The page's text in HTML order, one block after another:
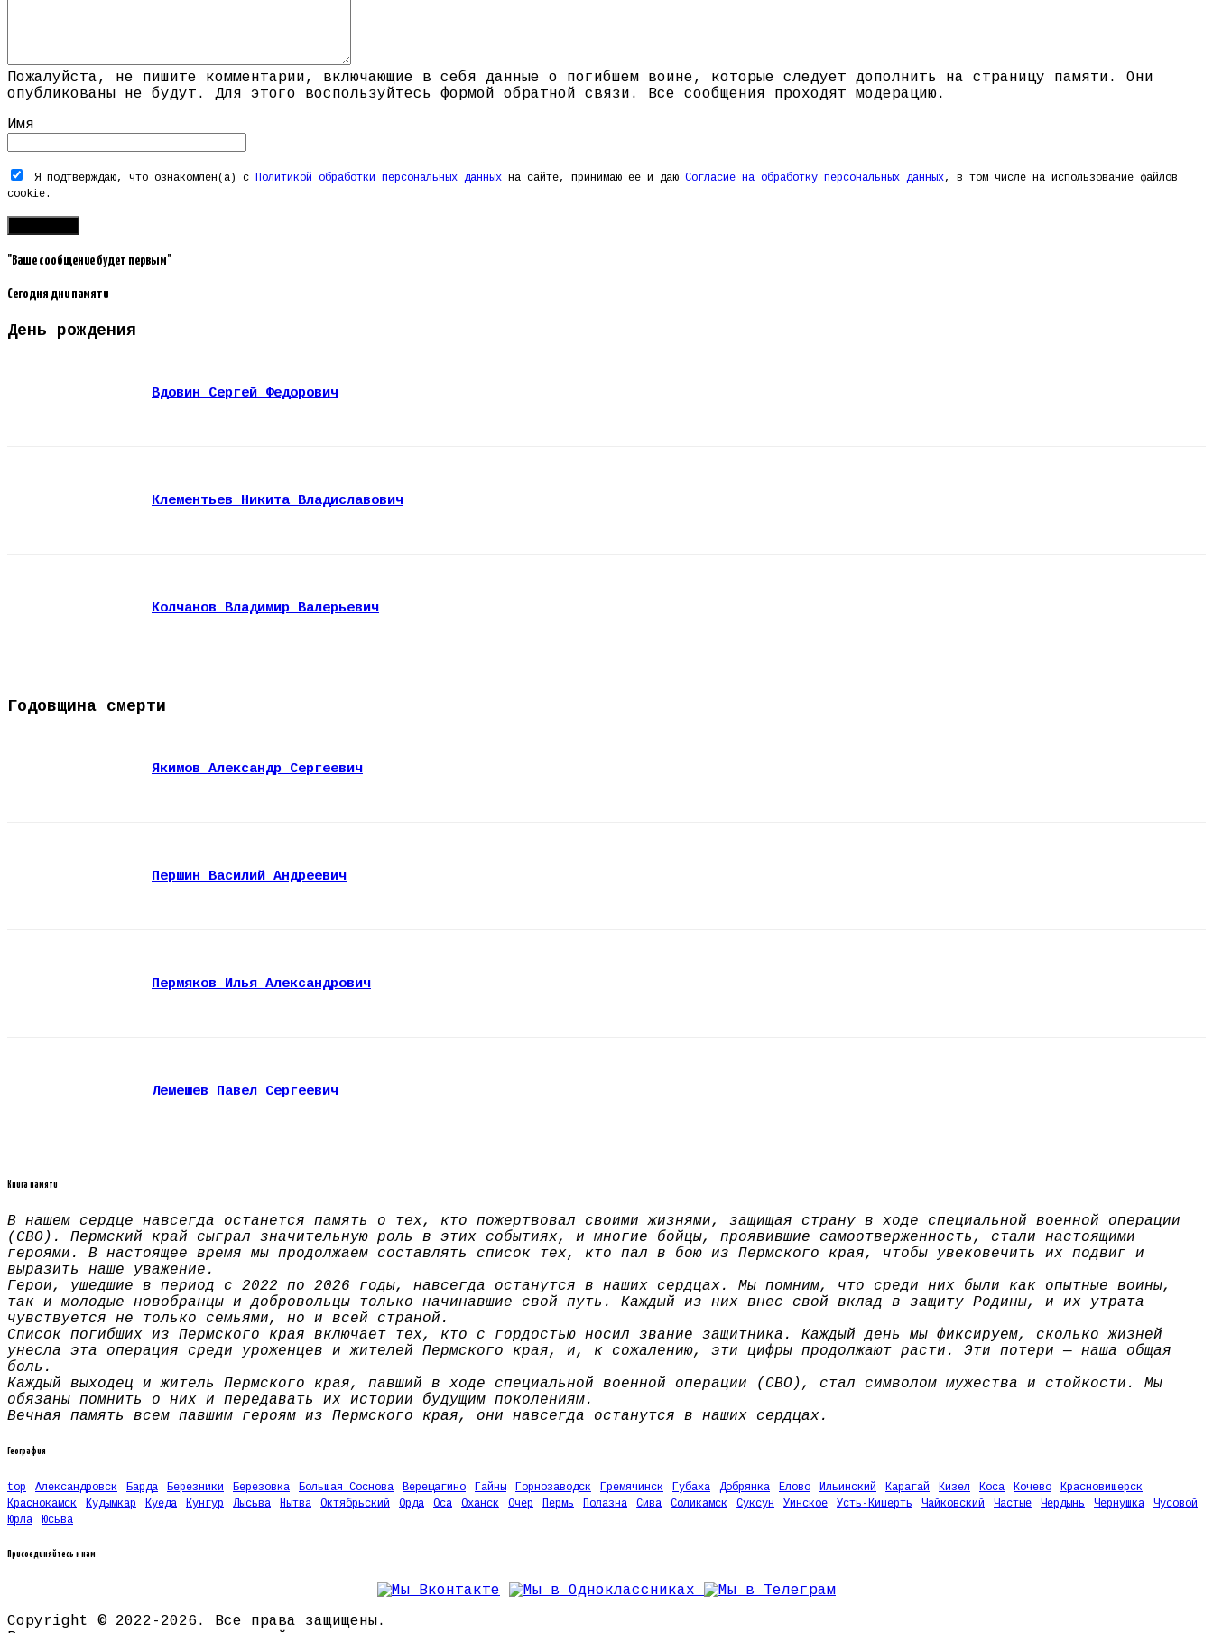
Пожалуйста, не пишите комментарии, включающие в себя данные о погибшем воине, которые следует дополнить на страницу памяти. Они
опубликованы не будут. Для этого воспользуйтесь формой обратной связи. Все сообщения проходят модерацию.
Имя
Я подтверждаю, что ознакомлен(а) с Политикой обработки персональных данных на сайте, принимаю ее и даю Согласие на обработку персональных данных, в том числе на использование файлов
cookie.
"Ваше сообщение будет первым"
Сегодня дни памяти
День рождения
Вдовин Сергей Федорович
Клементьев Никита Владиславович
Колчанов Владимир Валерьевич
Годовщина смерти
Якимов Александр Сергеевич
Першин Василий Андреевич
Пермяков Илья Александрович
Лемешев Павел Сергеевич
Книга памяти
В нашем сердце навсегда останется память о тех, кто пожертвовал своими жизнями, защищая страну в ходе специальной военной операции
(СВО). Пермский край сыграл значительную роль в этих событиях, и многие бойцы, проявившие самоотверженность, стали настоящими
героями. В настоящее время мы продолжаем составлять список тех, кто пал в бою из Пермского края, чтобы увековечить их подвиг и
выразить наше уважение.
Герои, ушедшие в период с 2022 по 2026 годы, навсегда останутся в наших сердцах. Мы помним, что среди них были как опытные воины,
так и молодые новобранцы и добровольцы только начинавшие свой путь. Каждый из них внес свой вклад в защиту Родины, и их утрата
чувствуется не только семьями, но и всей страной.
Список погибших из Пермского края включает тех, кто с гордостью носил звание защитника. Каждый день мы фиксируем, сколько жизней
унесла эта операция среди уроженцев и жителей Пермского края, и, к сожалению, эти цифры продолжают расти. Эти потери — наша общая
боль.
Каждый выходец и житель Пермского края, павший в ходе специальной военной операции (СВО), стал символом мужества и стойкости. Мы
обязаны помнить о них и передавать их истории будущим поколениям.
Вечная память всем павшим героям из Пермского края, они навсегда останутся в наших сердцах.
География
top Александровск Барда Березники Березовка Большая Соснова Верещагино Гайны Горнозаводск Гремячинск Губаха Добрянка Елово Ильинский Карагай Кизел Коса Кочево
Красновишерск
Краснокамск
Кудымкар Куеда Кунгур Лысьва Нытва Октябрьский Орда Оса Оханск Очер Пермь Полазна Сива Соликамск Суксун Уинское Усть-Кишерть Чайковский Частые Чердынь Чернушка
Чусовой
Юрла
Юсьва
Присоединяйтесь к нам
Copyright © 2022-2026. Все права защищены.